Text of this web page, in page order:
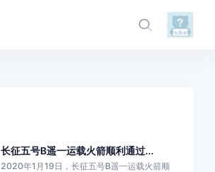
长征五号B遥一运载火箭顺利通过...
2020年1月19日，长征五号B遥一运载火箭顺